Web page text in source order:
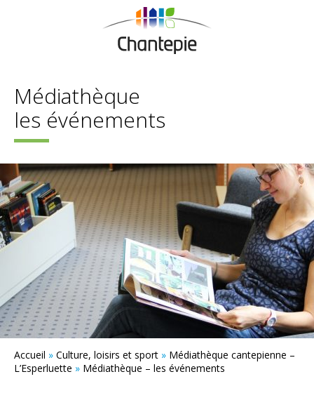
Médiathèque
les événements
Accueil » Culture, loisirs et sport » Médiathèque cantepienne –
L’Esperluette » Médiathèque – les événements